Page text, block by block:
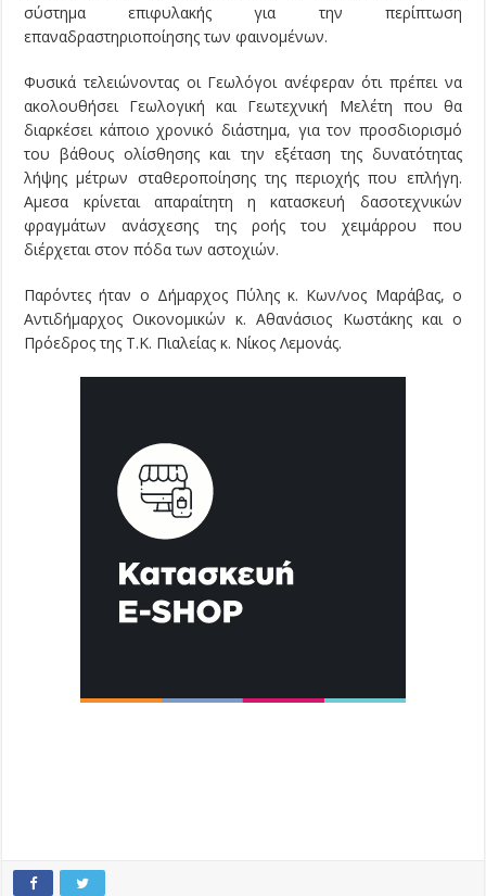
σύστημα επιφυλακής για την περίπτωση
επαναδραστηριοποίησης των φαινομένων.
Φυσικά τελειώνοντας οι Γεωλόγοι ανέφεραν ότι πρέπει να
ακολουθήσει Γεωλογική και Γεωτεχνική Μελέτη που θα
διαρκέσει κάποιο χρονικό διάστημα, για τον προσδιορισμό
του βάθους ολίσθησης και την εξέταση της δυνατότητας
λήψης μέτρων σταθεροποίησης της περιοχής που επλήγη.
Αμεσα κρίνεται απαραίτητη η κατασκευή δασοτεχνικών
φραγμάτων ανάσχεσης της ροής του χειμάρρου που
διέρχεται στον πόδα των αστοχιών.
Παρόντες ήταν ο Δήμαρχος Πύλης κ. Κων/νος Μαράβας, ο
Αντιδήμαρχος Οικονομικών κ. Αθανάσιος Κωστάκης και ο
Πρόεδρος της Τ.Κ. Πιαλείας κ. Νίκος Λεμονάς.